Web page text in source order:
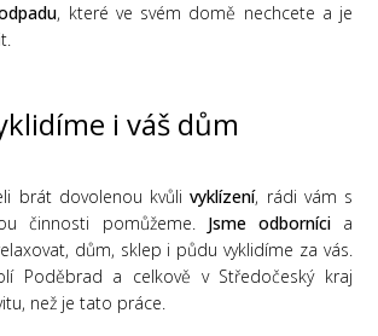
, které ve svém domě nechcete a je
i váš dům
brát dovolenou kvůlivyklízení, rádi vám s
činnosti pomůžeme. Jsme odbornícia
dům, sklep i půdu vyklidíme za vás.
Poděbrad a celkově v Středočeský kraj
než je tato práce.